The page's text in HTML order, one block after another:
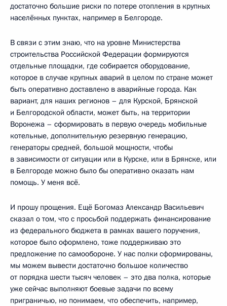
достаточно большие риски по потере отопления в крупных
населённых пунктах, например в Белгороде.
В связи с этим знаю, что на уровне Министерства
строительства Российской Федерации формируются
отдельные площадки, где собирается оборудование,
которое в случае крупных аварий в целом по стране может
быть оперативно доставлено в аварийные города. Как
вариант, для наших регионов – для Курской, Брянской
и Белгородской области, может быть, на территории
Воронежа – сформировать в первую очередь мобильные
котельные, дополнительную резервную генерацию,
генераторы средней, большой мощности, чтобы
в зависимости от ситуации или в Курске, или в Брянске, или
в Белгороде можно было бы оперативно оказать нам
помощь. У меня всё.
И прошу прощения. Ещё Богомаз Александр Васильевич
сказал о том, что с просьбой поддержать финансирование
из федерального бюджета в рамках вашего поручения,
которое было оформлено, тоже поддерживаю это
предложение по самообороне. У нас полки сформированы,
мы можем вывести достаточно большое количество
от порядка шести тысяч человек – это два полка, которые
уже сейчас выполняют боевые задачи по всему
приграничью, но понимаем, что обеспечить, например,